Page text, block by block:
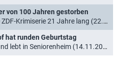
von 100 Jahren gestorben
21 Jahre lang (22.03.2025)
hat runden Geburtstag
lebt in Seniorenheim (14.11.2024)